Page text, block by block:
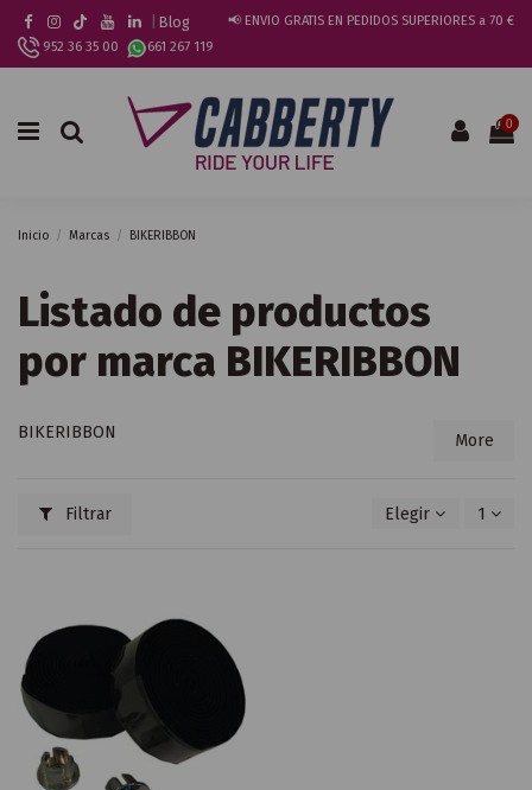
Blog
📢 ENVIO GRATIS EN PEDIDOS SUPERIORES a 70 €
952 36 35 00
661 267 119
0
Inicio Marcas BIKERIBBON
Listado de productos
por marca BIKERIBBON
BIKERIBBON More
Filtrar Elegir 1